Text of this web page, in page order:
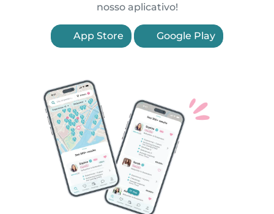
nosso aplicativo!
App Store Google Play